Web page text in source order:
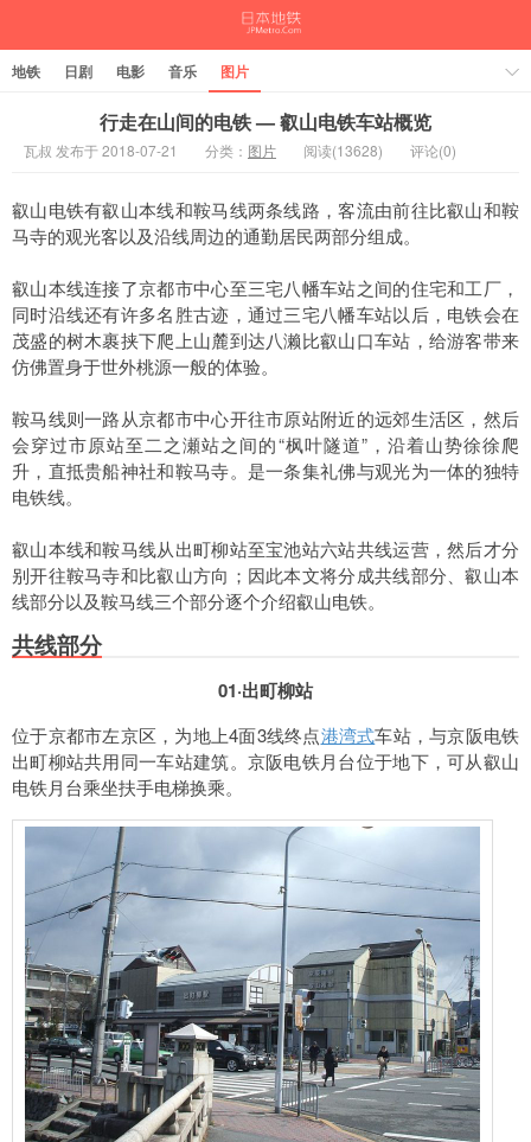
地铁 日剧 电影 音乐 图片
行走在山间的电铁 — 叡山电铁车站概览
瓦叔 发布于 2018-07-21 分类： 图片 阅读(13628) 评论(0)
叡山电铁有叡山本线和鞍马线两条线路，客流由前往比叡山和鞍
马寺的观光客以及沿线周边的通勤居民两部分组成。
叡山本线连接了京都市中心至三宅八幡车站之间的住宅和工厂，
同时沿线还有许多名胜古迹，通过三宅八幡车站以后，电铁会在
茂盛的树木裹挟下爬上山麓到达八濑比叡山口车站，给游客带来
仿佛置身于世外桃源一般的体验。
鞍马线则一路从京都市中心开往市原站附近的远郊生活区，然后
会穿过市原站至二之瀬站之间的“枫叶隧道”，沿着山势徐徐爬
升，直抵贵船神社和鞍马寺。是一条集礼佛与观光为一体的独特
电铁线。
叡山本线和鞍马线从出町柳站至宝池站六站共线运营，然后才分
别开往鞍马寺和比叡山方向；因此本文将分成共线部分、叡山本
线部分以及鞍马线三个部分逐个介绍叡山电铁。
共线部分
01·出町柳站
位于京都市左京区，为地上4面3线终点港湾式车站，与京阪电铁
出町柳站共用同一车站建筑。京阪电铁月台位于地下，可从叡山
电铁月台乘坐扶手电梯换乘。